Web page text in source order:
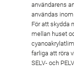
användarens
användas
För att skydda
mellan huset
farliga att röra
SELV- och